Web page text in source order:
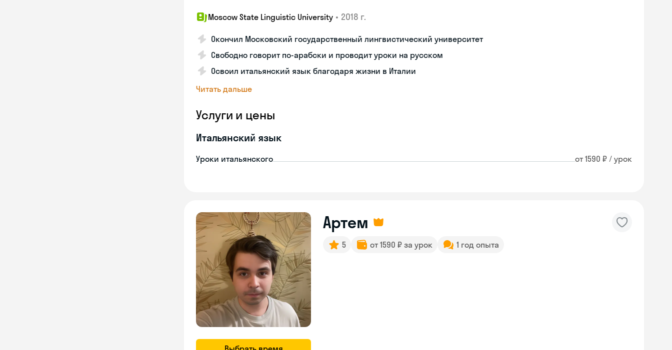
Moscow State Linguistic University • 2018 г.
Окончил Московский государственный лингвистический университет
Свободно говорит по-арабски и проводит уроки на русском
Освоил итальянский язык благодаря жизни в Италии
Читать дальше
Услуги и цены
Итальянский язык
Уроки итальянского от 1590 ₽ / урок
Артем
5 от 1590 ₽ за урок 1 год опыта